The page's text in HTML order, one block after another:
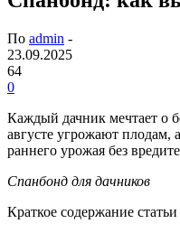
По admin -
23.09.2025
64
0
Каждый дачник мечтает о
августе угрожают
раннего урожая без
Спанбонд для дачников
Краткое содержание статьи